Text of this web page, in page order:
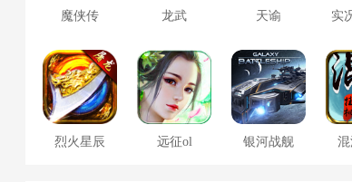
魔侠传 龙武 天谕 实
烈火星辰 远征ol 银河战舰